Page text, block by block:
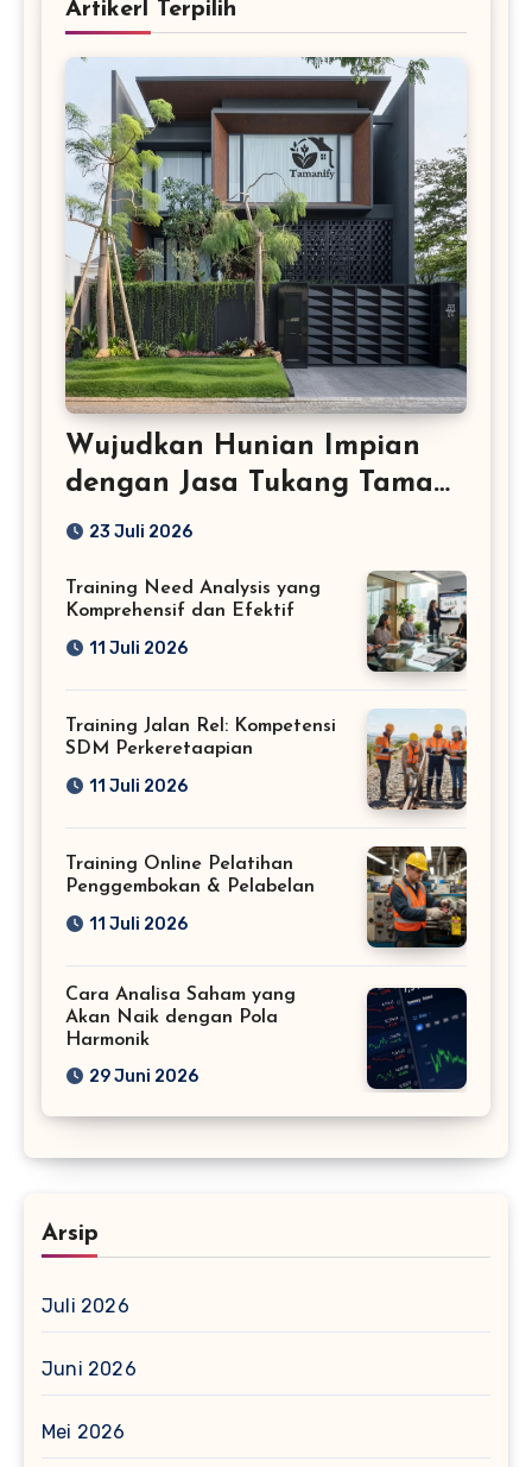
Artikerl Terpilih
Wujudkan Hunian Impian
dengan Jasa Tukang Taman
Profesional
23 Juli 2026
Training Need Analysis yang
Komprehensif dan Efektif
11 Juli 2026
Training Jalan Rel: Kompetensi
SDM Perkeretaapian
11 Juli 2026
Training Online Pelatihan
Penggembokan & Pelabelan
11 Juli 2026
Cara Analisa Saham yang
Akan Naik dengan Pola
Harmonik
29 Juni 2026
Arsip
Juli 2026
Juni 2026
Mei 2026